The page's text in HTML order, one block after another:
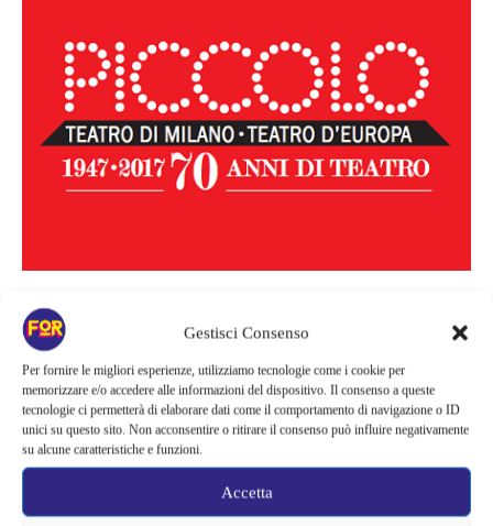
Gestisci Consenso
Per fornire le migliori esperienze, utilizziamo tecnologie come i cookie per
memorizzare e/o accedere alle informazioni del dispositivo. Il consenso a queste
tecnologie ci permetterà di elaborare dati come il comportamento di navigazione o ID
unici su questo sito. Non acconsentire o ritirare il consenso può influire negativamente
su alcune caratteristiche e funzioni.
Accetta
Arte e Mostre
I 70 ANNI DEL PICCOLO TEATRO
DI MILANO
Il 14 maggio Il Piccolo Teatro di Milano compie 70 anni. Era il 14
maggio 1947 quando, in una Milano che aveva fatto della cultura lo
strumento della rinascita postbellica, apriva questo grande Teatro.
Strehler e Paolo Grassi lo vollero Teatro D’Arte per tutti, non “una